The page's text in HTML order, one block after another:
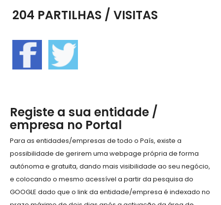
204 PARTILHAS / VISITAS
Registe a sua entidade /
empresa no Portal
Para as entidades/empresas de todo o País, existe a
possibilidade de gerirem uma webpage própria de forma
autónoma e gratuita, dando mais visibilidade ao seu negócio,
e colocando o mesmo acessível a partir da pesquisa do
GOOGLE dado que o link da entidade/empresa é indexado no